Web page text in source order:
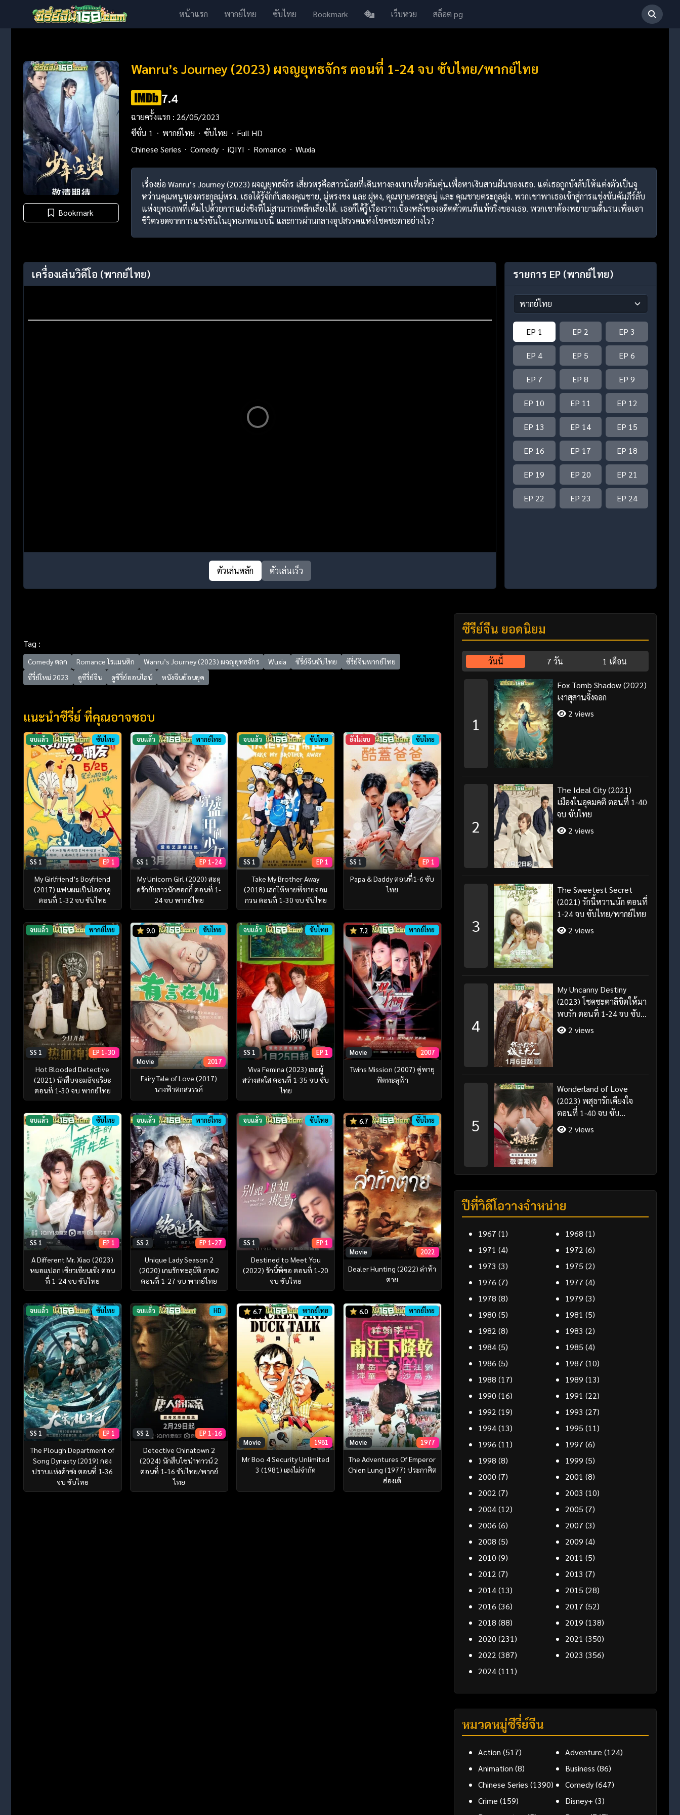
หน้าแรก พากย์ไทย ซับไทย Bookmark เว็บหวย สล็อต pg
Bookmark
Wanru’s Journey (2023) ผจญยุทธจักร ตอนที่ 1-24 จบ ซับไทย/พากย์ไทย
7.4
ฉายครั้งแรก : 26/05/2023
ซีซั่น 1
พากย์ไทย ซับไทย
Full HD
Chinese Series
Comedy iQIYI Romance Wuxia
เรื่องย่อ Wanru’s Journey (2023) ผจญยุทธจักร เสี่ยวหรูคือสาวน้อยที่เดินทางลงเขาเที่ยวต้มตุ๋นเพื่อหาเงินสานฝันของเธอ. แต่เธอถูกบังคับให้แต่งตัวเป็นจู
หว่านคุณหนูของตระกูลมู่หรง. เธอได้รู้จักกับสองคุณชาย, มู่หรงชง และ ฝูหง, คุณชายตระกูลมู่ และ คุณชายตระกูลฝูง. พวกเขาพาเธอเข้าสู่การแข่งขันคัมภีร์ลับ
แห่งยุทธภพที่เต็มไปด้วยการแย่งชิงที่ไม่สามารถหลีกเลี่ยงได้. เธอก็ได้รู้เรื่องราวเบื้องหลังของอดีตตัวตนที่แท้จริงของเธอ. พวกเขาต้องพยายามดิ้นรนเพื่อเอา
ชีวิตรอดจากการแข่งขันในยุทธภพแบบนี้ และการผ่านกลางอุปสรรคแห่งโชคชะตาอย่างไร?
เครื่องเล่นวิดีโอ (พากย์ไทย)
ตัวเล่นหลัก ตัวเล่นเร็ว
รายการ EP (พากย์ไทย)
EP 1 EP 2 EP 3
EP 4 EP 5 EP 6
EP 7 EP 8 EP 9
EP 10 EP 11 EP 12
EP 13 EP 14 EP 15
EP 16 EP 17 EP 18
EP 19 EP 20 EP 21
EP 22 EP 23 EP 24
Tag :
Comedy ตลก Romance โรแมนติก Wanru’s Journey (2023) ผจญยุทธจักร Wuxia ซีรี่ย์จีนซับไทย
ซีรี่ย์จีนพากย์ไทย
ซีรี่ย์ใหม่ 2023
ดูซีรี่ย์จีน ดูซีรี่ย์ออนไลน์ หนังจีนย้อนยุค
แนะนำซีรี่ย์ ที่คุณอาจชอบ
จบแล้ว ซับไทย
SS 1 EP 1
My Girlfriend’s Boyfriend
(2017) แฟนผมเป็นโอตาคุ
ตอนที่ 1-32 จบ ซับไทย
จบแล้ว พากย์ไทย
SS 1 EP 1-24
My Unicorn Girl (2020) สะดุ
ดรักยัยสาวนักฮอกกี้ ตอนที่ 1-
24 จบ พากย์ไทย
จบแล้ว ซับไทย
SS 1 EP 1
Take My Brother Away
(2018) เสกให้หายพี่ชายจอม
กวน ตอนที่ 1-30 จบ ซับไทย
ยังไม่จบ ซับไทย
SS 1 EP 1
Papa & Daddy ตอนที่1-6 ซับ
ไทย
จบแล้ว พากย์ไทย
SS 1 EP 1-30
Hot Blooded Detective
(2021) นักสืบจอมอัจฉริยะ
ตอนที่ 1-30 จบ พากย์ไทย
9.0 ซับไทย
Movie 2017
Fairy Tale of Love (2017)
นางฟ้าตกสวรรค์
จบแล้ว ซับไทย
SS 1 EP 1
Viva Femina (2023) เธอผู้
สว่างสดใส ตอนที่ 1-35 จบ ซับ
ไทย
7.2 พากย์ไทย
Movie 2007
Twins Mission (2007) คู่พายุ
ฟัดทะลุฟ้า
จบแล้ว ซับไทย
SS 1 EP 1
A Different Mr. Xiao (2023)
หมอแปลก เซียวเซียนเซิง ตอน
ที่ 1-24 จบ ซับไทย
จบแล้ว พากย์ไทย
SS 2 EP 1-27
Unique Lady Season 2
(2020) เกมรักทะลุมิติ ภาค2
ตอนที่ 1-27 จบ พากย์ไทย
จบแล้ว ซับไทย
SS 1 EP 1
Destined to Meet You
(2022) รักนี้พี่ขอ ตอนที่ 1-20
จบ ซับไทย
6.7 ซับไทย
Movie 2022
Dealer Hunting (2022) ล่าท้า
ตาย
จบแล้ว ซับไทย
SS 1 EP 1
The Plough Department of
Song Dynasty (2019) กอง
ปราบแห่งต้าซ่ง ตอนที่ 1-36
จบ ซับไทย
จบแล้ว HD
SS 2 EP 1-16
Detective Chinatown 2
(2024) นักสืบไชน่าทาวน์ 2
ตอนที่ 1-16 ซับไทย/พากย์
ไทย
6.7 พากย์ไทย
Movie 1981
Mr Boo 4 Security Unlimited
3 (1981) เฮงไม่จำกัด
6.0 พากย์ไทย
Movie 1977
The Adventures Of Emperor
Chien Lung (1977) ประกาศิต
ฮ่องเต้
ซีรี่ย์จีน ยอดนิยม
วันนี้ 7 วัน 1 เดือน
1
Fox Tomb Shadow (2022)
เงาสุสานจิ้งจอก
2 views
2
The Ideal City (2021)
เมืองในอุดมคติ ตอนที่ 1-40
จบ ซับไทย
2 views
3
The Sweetest Secret
(2021) รักนี้หวานนัก ตอนที่
1-24 จบ ซับไทย/พากย์ไทย
2 views
4
My Uncanny Destiny
(2023) โชคชะตาลิขิตให้มา
พบรัก ตอนที่ 1-24 จบ ซับ
ไทย/พากย์ไทย
2 views
5
Wonderland of Love
(2023) พสุธารักเคียงใจ
ตอนที่ 1-40 จบ ซับ
ไทย+พากย์ไทย
2 views
ปีที่วิดีโอวางจำหน่าย
1967 (1) 1968 (1)
1971 (4) 1972 (6)
1973 (3) 1975 (2)
1976 (7) 1977 (4)
1978 (8) 1979 (3)
1980 (5) 1981 (5)
1982 (8) 1983 (2)
1984(5) 1985 (4)
1986 (5) 1987 (10)
1988 (17) 1989 (13)
1990 (16) 1991 (22)
1992 (19) 1993 (27)
1994(13) 1995 (11)
1996 (11) 1997 (6)
1998 (8) 1999 (5)
2000 (7) 2001 (8)
2002 (7) 2003 (10)
2004(12) 2005 (7)
2006 (6) 2007 (3)
2008 (5) 2009 (4)
2010 (9) 2011 (5)
2012 (7) 2013 (7)
2014(13) 2015 (28)
2016 (36) 2017 (52)
2018 (88) 2019 (138)
2020 (231) 2021 (350)
2022 (387) 2023 (356)
2024(111)
หมวดหมู่ซีรี่ย์จีน
Action (517) Adventure (124)
Animation (8) Business (86)
Chinese Series (1390) Comedy(647)
Crime (159) Disney+ (3)